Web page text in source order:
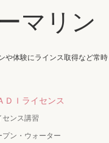
マリン
や体験にラインス取得など常時
ＤＩライセンス
センス講習
プン・ウォーター